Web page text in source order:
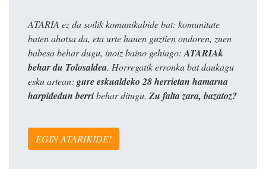
ATARIA ez da soilik komunikabide bat: komunitate
baten ahotsa da, eta urte hauen guztien ondoren, zuen
babesa behar dugu, inoiz baino gehiago:ATARIAk
behar du Tolosaldea. Horregatik erronka bat daukagu
esku artean: gure eskualdeko 28 herrietan hamarna
harpidedun berribehar ditugu. Zu falta zara, bazatoz?
EGIN ATARIKIDE!